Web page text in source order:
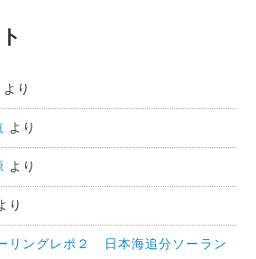
より
より
より
り
ングレポ２ 日本海追分ソーラン